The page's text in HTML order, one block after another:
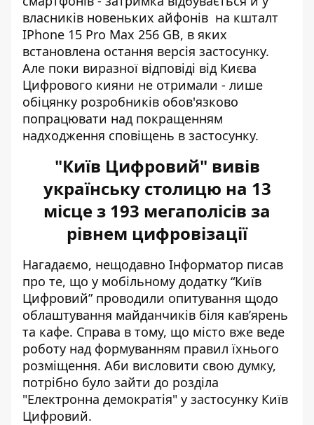
власників новеньких айфонів на кшталт
IPhone 15 Pro Max 256 GB, в яких
встановлена остання версія застосунку.
Але поки виразної відповіді від Києва
Цифрового кияни не отримали - лише
обіцянку розробників обов'язково
попрацювати над покращенням
надходження сповіщень в застосунку.
"Київ Цифровий" вивів
українську столицю на 13
місце з 193 мегаполісів за
рівнем цифровізації
Нагадаємо, нещодавно Інформатор писав
про те, що у мобільному додатку “Київ
Цифровий” проводили опитування щодо
облаштування майданчиків біля кав’ярень
та кафе. Справа в тому, що місто вже веде
роботу над формуванням правил їхнього
розміщення. Аби висловити свою думку,
потрібно було зайти до розділа
"Електронна демократія" у застосунку Київ
Цифровий.